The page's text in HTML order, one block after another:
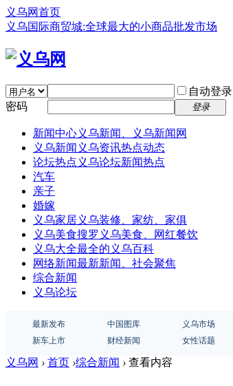
义乌网首页
义乌国际商贸城:全球最大的小商品批发市场
自动登录
密码
登录
新闻中心义乌新闻、义乌新闻网
义乌新闻 义乌资讯热点动态
论坛热点 义乌论坛新闻热点
汽车
亲子
婚嫁
义乌家居义乌装修、家纺、家俱
义乌美食搜罗义乌美食、网红餐饮
义乌大全最全的义乌百科
网络新闻最新新闻、社会聚焦
综合新闻
义乌论坛
最新发布 中国图库 义乌市场
新车上市
财经新闻 女性话题
义乌网 › 首页 ›综合新闻 › 查看内容